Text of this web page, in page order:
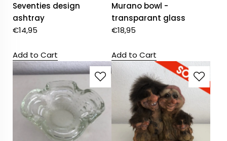
Seventies design
ashtray
€14,95
Add to Cart
Murano bowl -
transparant glass
€18,95
Add to Cart